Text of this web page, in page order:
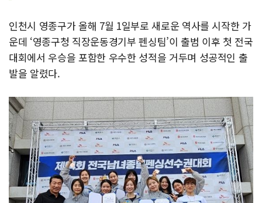
인천시 영종구가 올해 7월 1일부로 새로운 역사를 시작한 가
운데 ‘영종구청 직장운동경기부 펜싱팀’이 출범 이후 첫 전국
대회에서 우승을 포함한 우수한 성적을 거두며 성공적인 출
발을 알렸다.